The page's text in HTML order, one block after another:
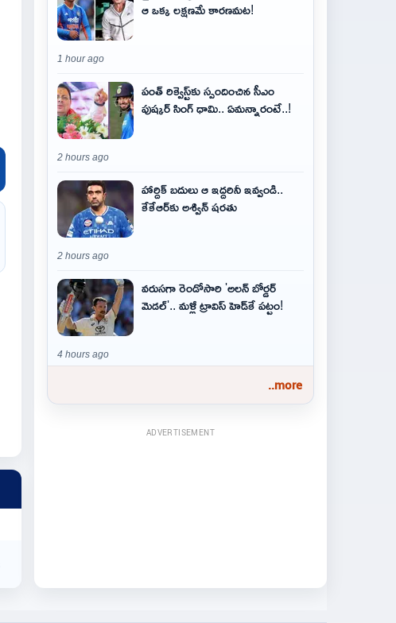
ఆ ఒక్క లక్షణమే కారణమట!
1 hour ago
పంత్ రిక్వెస్ట్‌కు స్పందించిన సీఎం
పుష్కర్ సింగ్ ధామి.. ఏమ‌న్నారంటే..!
2 hours ago
హార్దిక్ బదులు ఆ ఇద్దరినీ ఇవ్వండి..
కేకేఆర్‌కు అశ్విన్ షరతు
2 hours ago
వరుసగా రెండోసారి 'అలన్ బోర్డర్
మెడల్'.. మళ్లీ ట్రావిస్ హెడ్‌కే పట్టం!
4 hours ago
..more
ADVERTISEMENT